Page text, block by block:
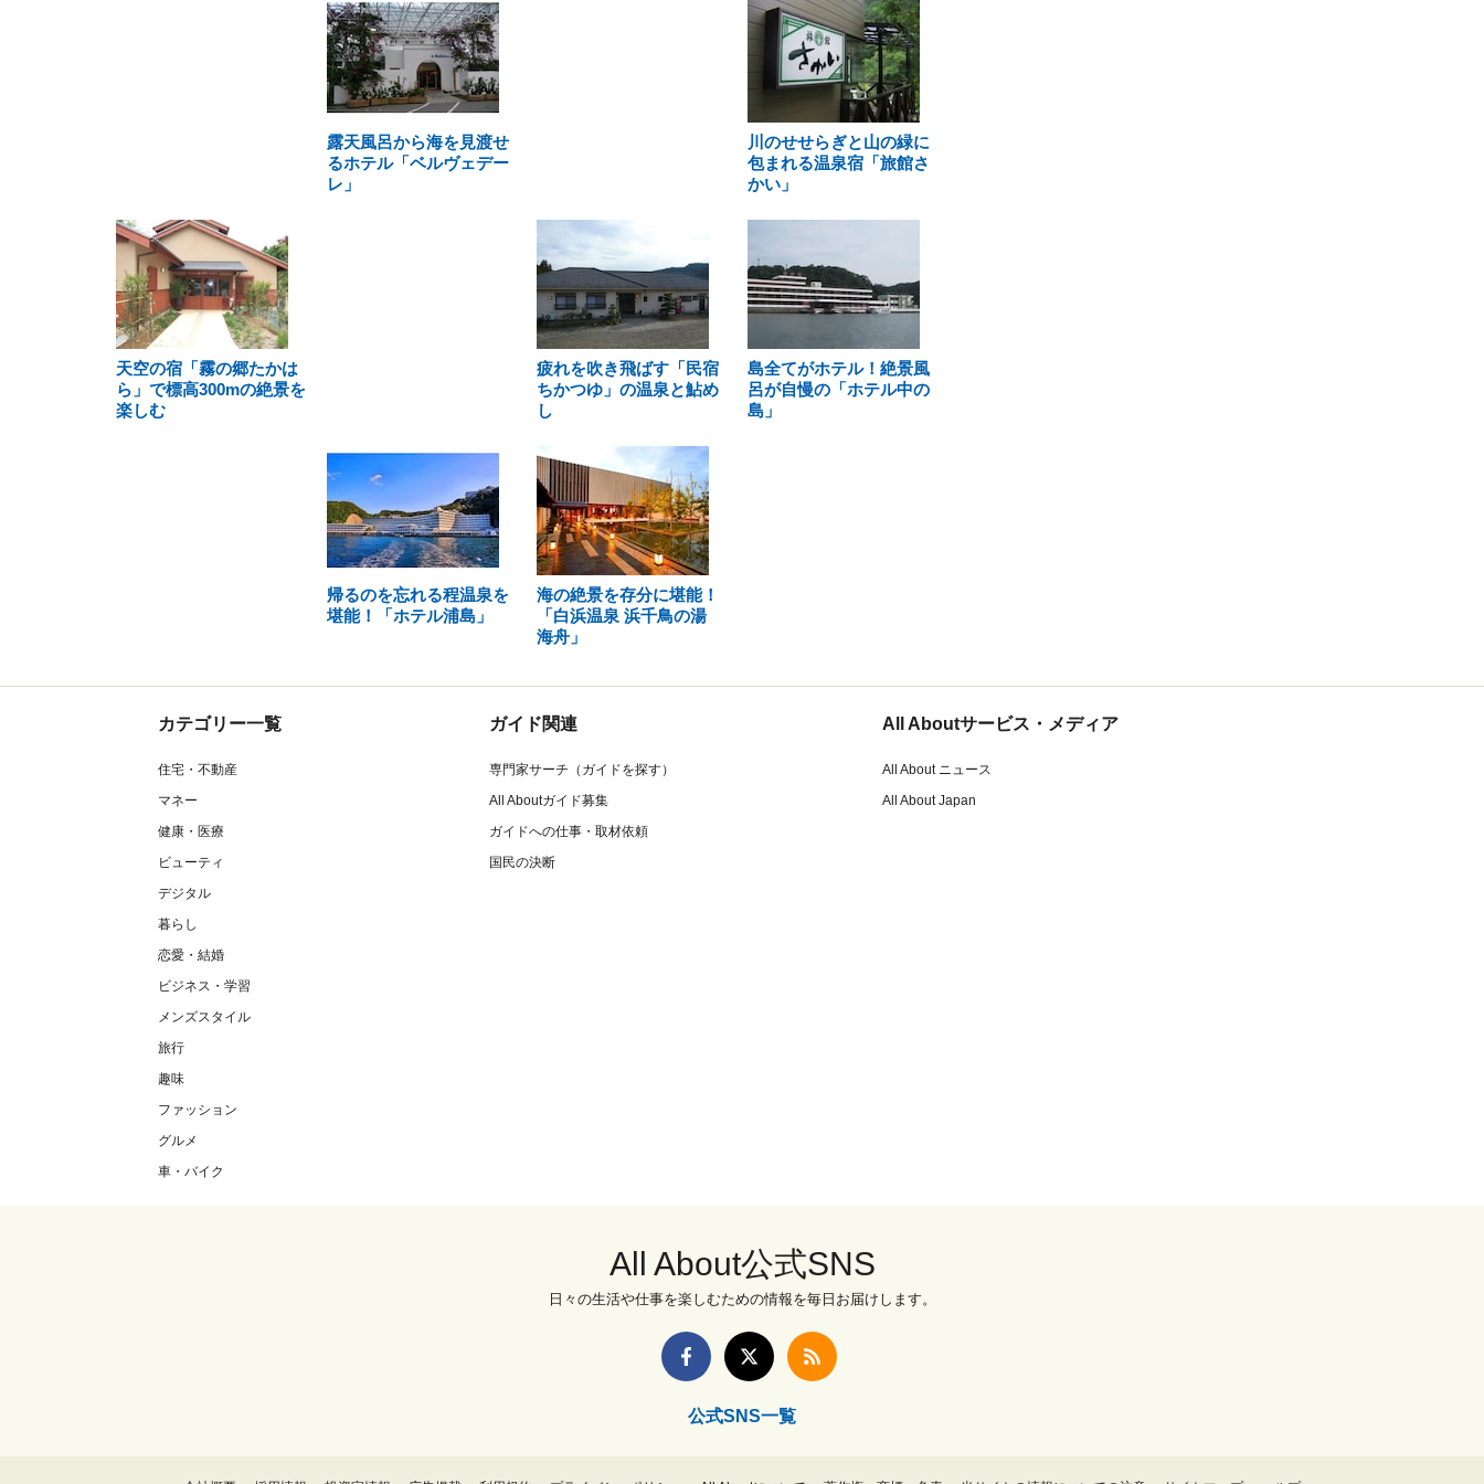
露天風呂から海を見渡せ
るホテル「ベルヴェデー
レ」
川のせせらぎと山の緑に
包まれる温泉宿「旅館さ
かい」
天空の宿「霧の郷たかは
ら」で標高300mの絶景を
楽しむ
疲れを吹き飛ばす「民宿
ちかつゆ」の温泉と鮎め
し
島全てがホテル！絶景風
呂が自慢の「ホテル中の
島」
帰るのを忘れる程温泉を
堪能！「ホテル浦島」
海の絶景を存分に堪能！
「白浜温泉 浜千鳥の湯
海舟」
カテゴリー一覧
住宅・不動産
マネー
健康・医療
ビューティ
デジタル
暮らし
恋愛・結婚
ビジネス・学習
メンズスタイル
旅行
趣味
ファッション
グルメ
車・バイク
ガイド関連
専門家サーチ（ガイドを探す）
All Aboutガイド募集
ガイドへの仕事・取材依頼
国民の決断
All Aboutサービス・メディア
All About ニュース
All About Japan
All About公式SNS
日々の生活や仕事を楽しむための情報を毎日お届けします。
公式SNS一覧